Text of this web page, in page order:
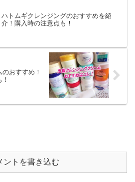
ハトムギクレンジングのおすすめを紹
介！購入時の注意点も！
おすすめ！
ントを書き込む